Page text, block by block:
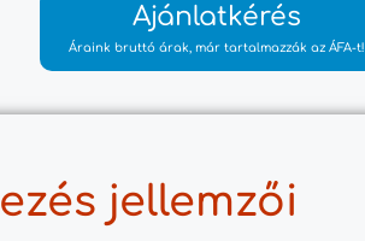
Ajánlatkérés
Áraink bruttó árak, már tartalmazzák az ÁFA-t!
jellemzői